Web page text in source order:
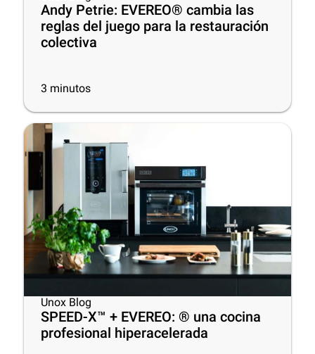
Andy Petrie: EVEREO® cambia las
reglas del juego para la restauración
colectiva
3 minutos
Unox Blog
SPEED-X™ + EVEREO: ® una cocina
profesional hiperacelerada